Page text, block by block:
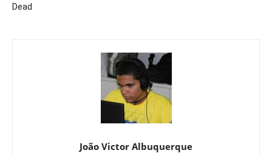
Dead
João Victor Albuquerque